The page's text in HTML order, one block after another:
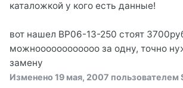
каталожкой у кого есть данные!
вот нашел BP06-13-250 стоят
можноооооооооооо за одну, точно
замену
Изменено 19 мая, 2007 пользователем